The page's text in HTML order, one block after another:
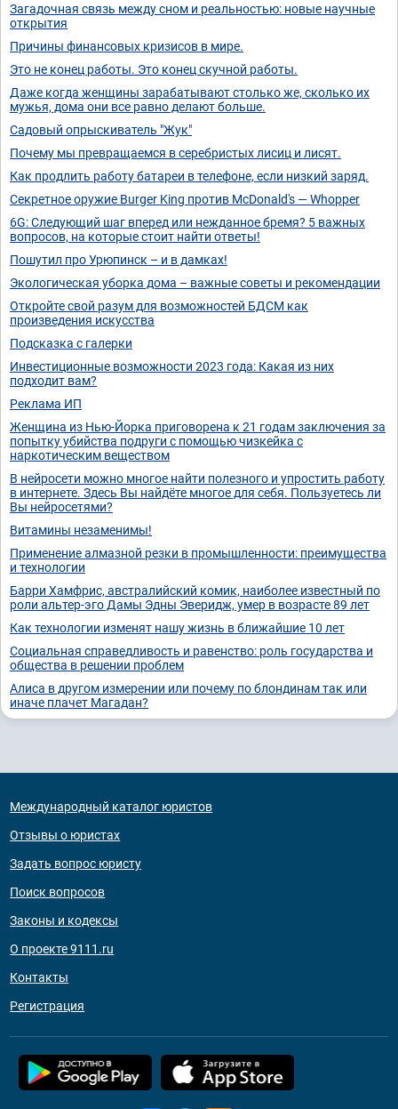
Загадочная связь между сном и реальностью: новые научные
открытия
Причины финансовых кризисов в мире.
Это не конец работы. Это конец скучной работы.
Даже когда женщины зарабатывают столько же, сколько их
мужья, дома они все равно делают больше.
Садовый опрыскиватель "Жук"
Почему мы превращаемся в серебристых лисиц и лисят.
Как продлить работу батареи в телефоне, если низкий заряд.
Секретное оружие Burger King против McDonald's — Whopper
6G: Следующий шаг вперед или нежданное бремя? 5 важных
вопросов, на которые стоит найти ответы!
Пошутил про Урюпинск – и в дамках!
Экологическая уборка дома – важные советы и рекомендации
Откройте свой разум для возможностей БДСМ как
произведения искусства
Подсказка с галерки
Инвестиционные возможности 2023 года: Какая из них
подходит вам?
Реклама ИП
Женщина из Нью-Йорка приговорена к 21 годам заключения за
попытку убийства подруги с помощью чизкейка с
наркотическим веществом
В нейросети можно многое найти полезного и упростить работу
в интернете. Здесь Вы найдёте многое для себя. Пользуетесь ли
Вы нейросетями?
Витамины незаменимы!
Применение алмазной резки в промышленности: преимущества
и технологии
Барри Хамфрис, австралийский комик, наиболее известный по
роли альтер-эго Дамы Эдны Эверидж, умер в возрасте 89 лет
Как технологии изменят нашу жизнь в ближайшие 10 лет
Социальная справедливость и равенство: роль государства и
общества в решении проблем
Алиса в другом измерении или почему по блондинам так или
иначе плачет Магадан?
Международный каталог юристов
Отзывы о юристах
Задать вопрос юристу
Поиск вопросов
Законы и кодексы
О проекте 9111.ru
Контакты
Регистрация